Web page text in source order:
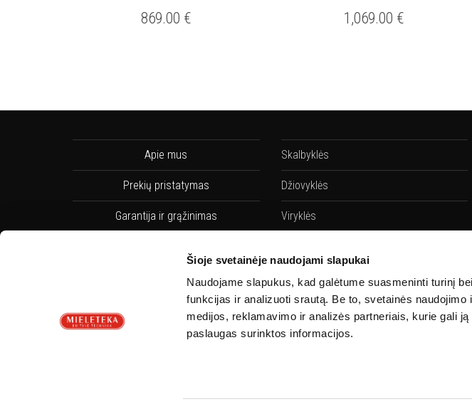
Šioje svetainėje naudojami slapukai
Naudojame slapukus, kad galėtume suasmeninti turinį
funkcijas ir analizuoti srautą. Be to, svetainės
medijos, reklamavimo ir analizės partneriais, kurie gali
paslaugas surinktos informacijos.
869.00 € 1,069.00 €
Apie mus
Prekių pristatymas
Garantija ir grąžinimas
Privatumo Politika
Kontaktai
Skalbyklės
Džiovyklės
Viryklės
Indaplovių priedai
Orkaitės
Orkaičių priedai